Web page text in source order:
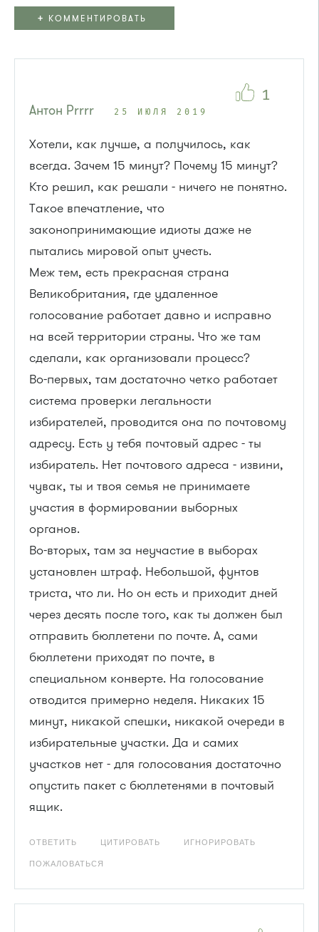
+ КОММЕНТИРОВАТЬ
Антон Рrrrr 25 ИЮЛЯ 2019
Хотели, как лучше, а получилось, как
всегда. Зачем 15 минут? Почему 15 минут?
Кто решил, как решали - ничего не понятно.
Такое впечатление, что
законопринимающие идиоты даже не
пытались мировой опыт учесть.
Меж тем, есть прекрасная страна
Великобритания, где удаленное
голосование работает давно и исправно
на всей территории страны. Что же там
сделали, как организовали процесс?
Во-первых, там достаточно четко работает
система проверки легальности
избирателей, проводится она по почтовому
адресу. Есть у тебя почтовый адрес - ты
избиратель. Нет почтового адреса - извини,
чувак, ты и твоя семья не принимаете
участия в формировании выборных
органов.
Во-вторых, там за неучастие в выборах
установлен штраф. Небольшой, фунтов
триста, что ли. Но он есть и приходит дней
через десять после того, как ты должен был
отправить бюллетени по почте. А, сами
бюллетени приходят по почте, в
специальном конверте. На голосование
отводится примерно неделя. Никаких 15
минут, никакой спешки, никакой очереди в
избирательные участки. Да и самих
участков нет - для голосования достаточно
опустить пакет с бюллетенями в почтовый
ящик.
ОТВЕТИТЬ ЦИТИРОВАТЬ ИГНОРИРОВАТЬ
ПОЖАЛОВАТЬСЯ
1